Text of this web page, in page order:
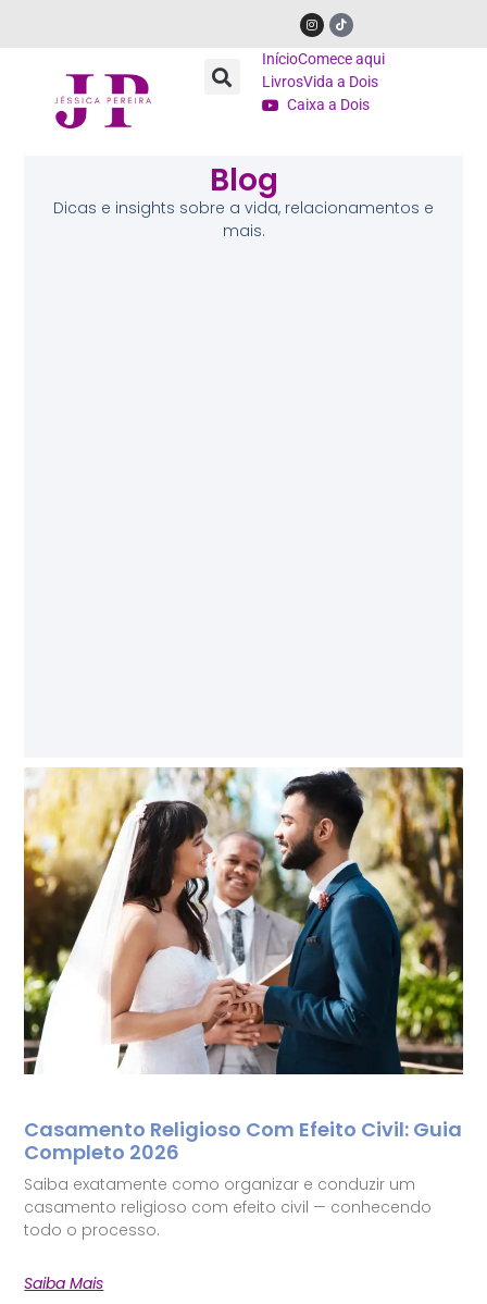
InícioComece aqui
LivrosVida a Dois
Caixa a Dois
Blog
Dicas e insights sobre a vida, relacionamentos e
mais.
Casamento Religioso Com Efeito Civil: Guia
Completo 2026
Saiba exatamente como organizar e conduzir um
casamento religioso com efeito civil — conhecendo
todo o processo.
Saiba Mais